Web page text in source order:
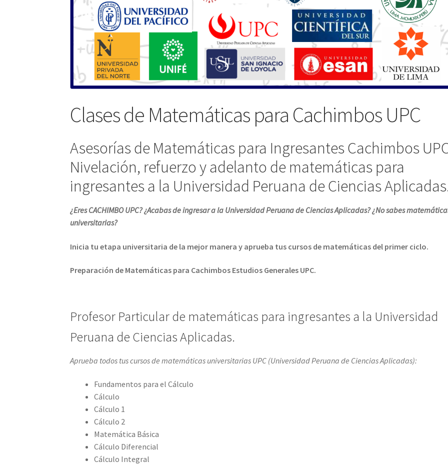
Clases de Matemáticas para Cachimbos UPC
Asesorías de Matemáticas para Ingresantes Cachimbos
Nivelación, refuerzo y adelanto de matemáticas para
ingresantes a la Universidad Peruana de Ciencias
¿Eres CACHIMBO UPC? ¿Acabas de ingresar a la Universidad Peruana de Ciencias Aplicadas? ¿No sabes
universitarias?
Inicia tu etapa universitaria de la mejor manera y aprueba tus cursos de matemáticas del primer ciclo.
Preparación de Matemáticas para Cachimbos Estudios Generales UPC.
Profesor Particular de matemáticas para ingresantes a la Universidad
Peruana de Ciencias Aplicadas.
Aprueba todos tus cursos de matemáticas universitarias UPC (Universidad Peruana de Ciencias Aplicadas):
Fundamentos para el Cálculo
Cálculo
Cálculo 1
Cálculo 2
Matemática Básica
Cálculo Diferencial
Cálculo Integral